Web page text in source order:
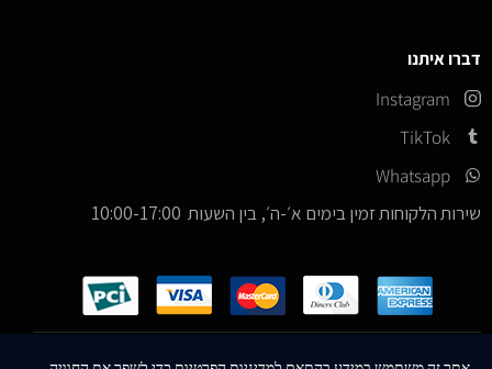
דברו איתנו
Instagram
TikTok
Whatsapp
שירות הלקוחות זמין בימים א׳-ה׳, בין השעות 10:00-17:00
כל הזכויות שמורות – ICE Sneakers© 2026